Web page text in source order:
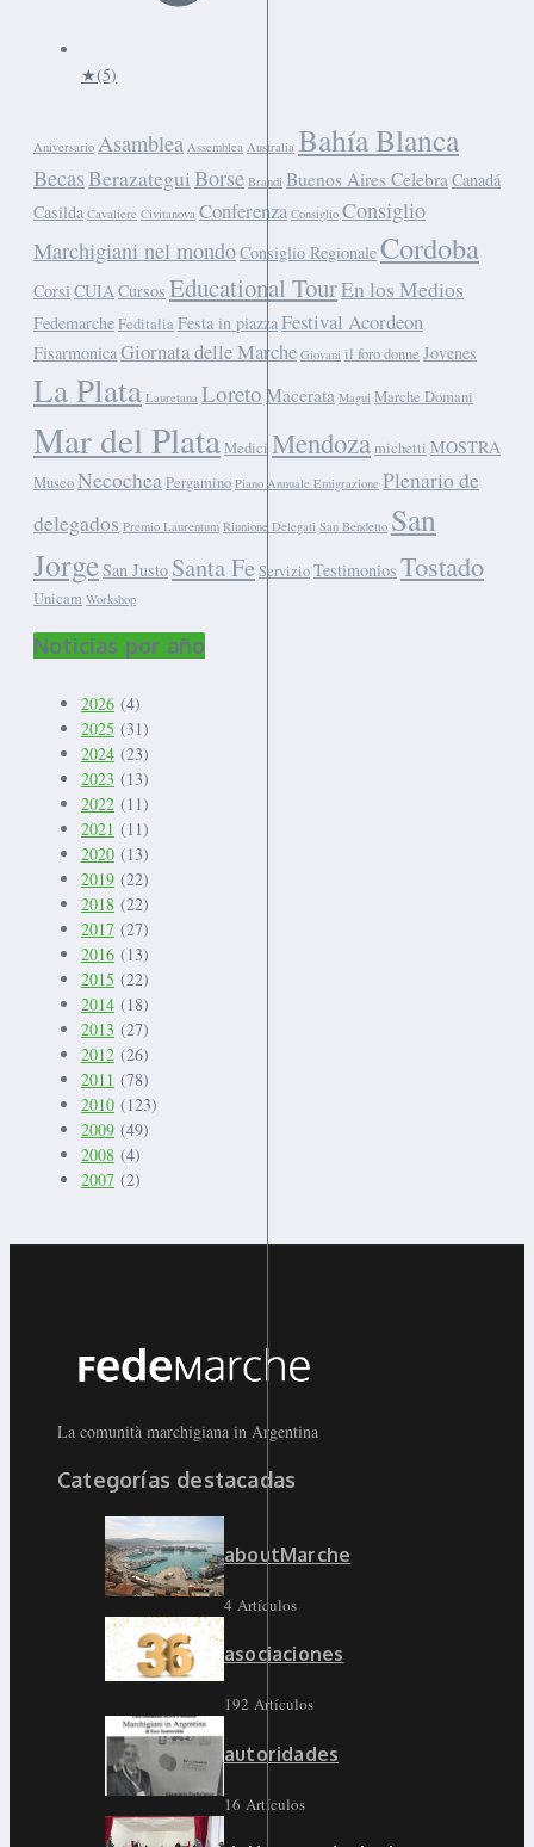
★(5)
Aniversario Asamblea Assemblea Australia Bahía Blanca
BecasBerazateguiBorse Brandi Buenos Aires Celebra Canadá
Casilda Cavaliere Civitanova Conferenza Consiglio Consiglio
Marchigiani nel mondoConsiglio RegionaleCordoba
Corsi CUIA Cursos Educational TourEn los Medios
FedemarcheFeditaliaFesta in piazzaFestival Acordeon
FisarmonicaGiornata delle Marche Giovani il foro donne Jovenes
La Plata Lauretana Loreto Macerata Magui Marche Domani
Mar del PlataMedici Mendozamichetti MOSTRA
MuseoNecocheaPergamino Piano Annuale Emigrazione Plenario de
delegados Premio Laurentum Riunione Delegati San Bendetto San
JorgeSan Justo Santa FeServizioTestimonios Tostado
Unicam Workshop
Noticias por año
2026 (4)
2025 (31)
2024 (23)
2023 (13)
2022 (11)
2021 (11)
2020 (13)
2019 (22)
2018 (22)
2017 (27)
2016 (13)
2015 (22)
2014 (18)
2013 (27)
2012 (26)
2011 (78)
2010 (123)
2009 (49)
2008 (4)
2007 (2)
La comunità marchigiana in Argentina
Categorías destacadas
aboutMarche
4 Artículos
asociaciones
192 Artículos
autoridades
16 Artículos